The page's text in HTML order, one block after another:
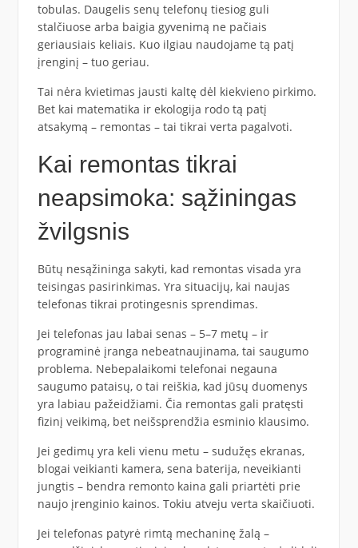
tobulas. Daugelis senų telefonų tiesiog guli
stalčiuose arba baigia gyvenimą ne pačiais
geriausiais keliais. Kuo ilgiau naudojame tą patį
įrenginį – tuo geriau.
Tai nėra kvietimas jausti kaltę dėl kiekvieno pirkimo.
Bet kai matematika ir ekologija rodo tą patį
atsakymą – remontas – tai tikrai verta pagalvoti.
Kai remontas tikrai
neapsimoka: sąžiningas
žvilgsnis
Būtų nesąžininga sakyti, kad remontas visada yra
teisingas pasirinkimas. Yra situacijų, kai naujas
telefonas tikrai protingesnis sprendimas.
Jei telefonas jau labai senas – 5–7 metų – ir
programinė įranga nebeatnaujinama, tai saugumo
problema. Nebepalaikomi telefonai negauna
saugumo pataisų, o tai reiškia, kad jūsų duomenys
yra labiau pažeidžiami. Čia remontas gali pratęsti
fizinį veikimą, bet neišsprendžia esminio klausimo.
Jei gedimų yra keli vienu metu – sudužęs ekranas,
blogai veikianti kamera, sena baterija, neveikianti
jungtis – bendra remonto kaina gali priartėti prie
naujo įrenginio kainos. Tokiu atveju verta skaičiuoti.
Jei telefonas patyrė rimtą mechaninę žalą –